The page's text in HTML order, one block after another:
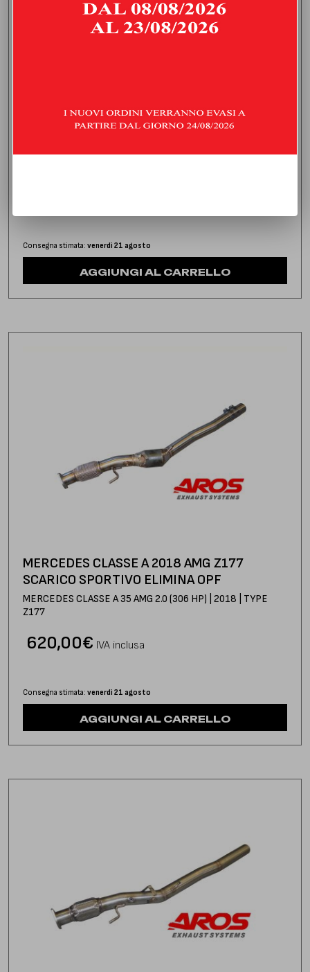
DOWNPIPE SENZA CATALIZZATORE
MERCEDES CLASSE A 35 AMG 2.0 (306 HP) | 2018 | TYPE
Consegna stimata: venerdì 21 agosto
AGGIUNGI AL CARRELLO
MERCEDES CLASSE A 2018 AMG Z177
SCARICO SPORTIVO ELIMINA OPF
MERCEDES CLASSE A 35 AMG 2.0 (306 HP) | 2018 | TYPE
Z177
€
620,00 IVA inclusa
Consegna stimata: venerdì 21 agosto
AGGIUNGI AL CARRELLO